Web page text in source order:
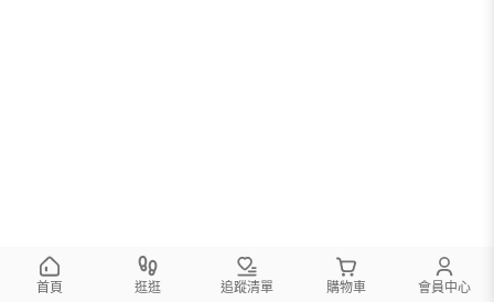
首頁 逛逛 追蹤清單 購物車 會員中心